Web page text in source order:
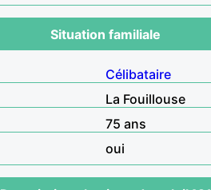
Situation familiale
Célibataire
La Fouillouse
75 ans
oui